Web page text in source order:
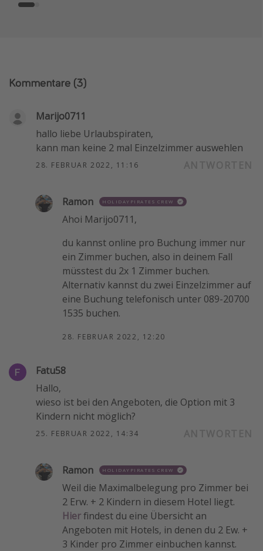
Kommentare (3)
Marijo0711
hallo liebe Urlaubspiraten,
kann man keine 2 mal Einzelzimmer auswehlen
28. FEBRUAR 2022, 11:16
Ramon HOLIDAYPIRATES CREW
Ahoi Marijo0711,
du kannst online pro Buchung immer nur
ein Zimmer buchen, also in deinem Fall
müsstest du 2x 1 Zimmer buchen.
Alternativ kannst du zwei Einzelzimmer auf
eine Buchung telefonisch unter 089-20700
1535 buchen.
28. FEBRUAR 2022, 12:20
Fatu58
Hallo,
wieso ist bei den Angeboten, die Option mit 3
Kindern nicht möglich?
25. FEBRUAR 2022, 14:34
Ramon HOLIDAYPIRATES CREW
Weil die Maximalbelegung pro Zimmer bei
2 Erw. + 2 Kindern in diesem Hotel liegt.
Hierfindest du eine Übersicht an
Angeboten mit Hotels, in denen du 2 Ew. +
3 Kinder pro Zimmer einbuchen kannst.